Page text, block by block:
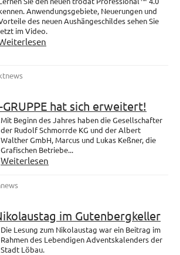
Anwendungsgebiete, Neuerungen und
des neuen Aushängeschildes sehen Sie
im Video.
GRUPPE hat sich erweitert!
Mit Beginn des Jahres haben die Gesellschafter
der Rudolf Schmorrde KG und der Albert
Walther GmbH, Marcus und Lukas Keßner, die
Grafischen Betriebe...
Weiterlesen
im Gutenbergkeller
Die Lesung zum Nikolaustag war ein Beitrag im
Rahmen des Lebendigen Adventskalenders der
Stadt Löbau.